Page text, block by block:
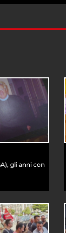
gli anni con